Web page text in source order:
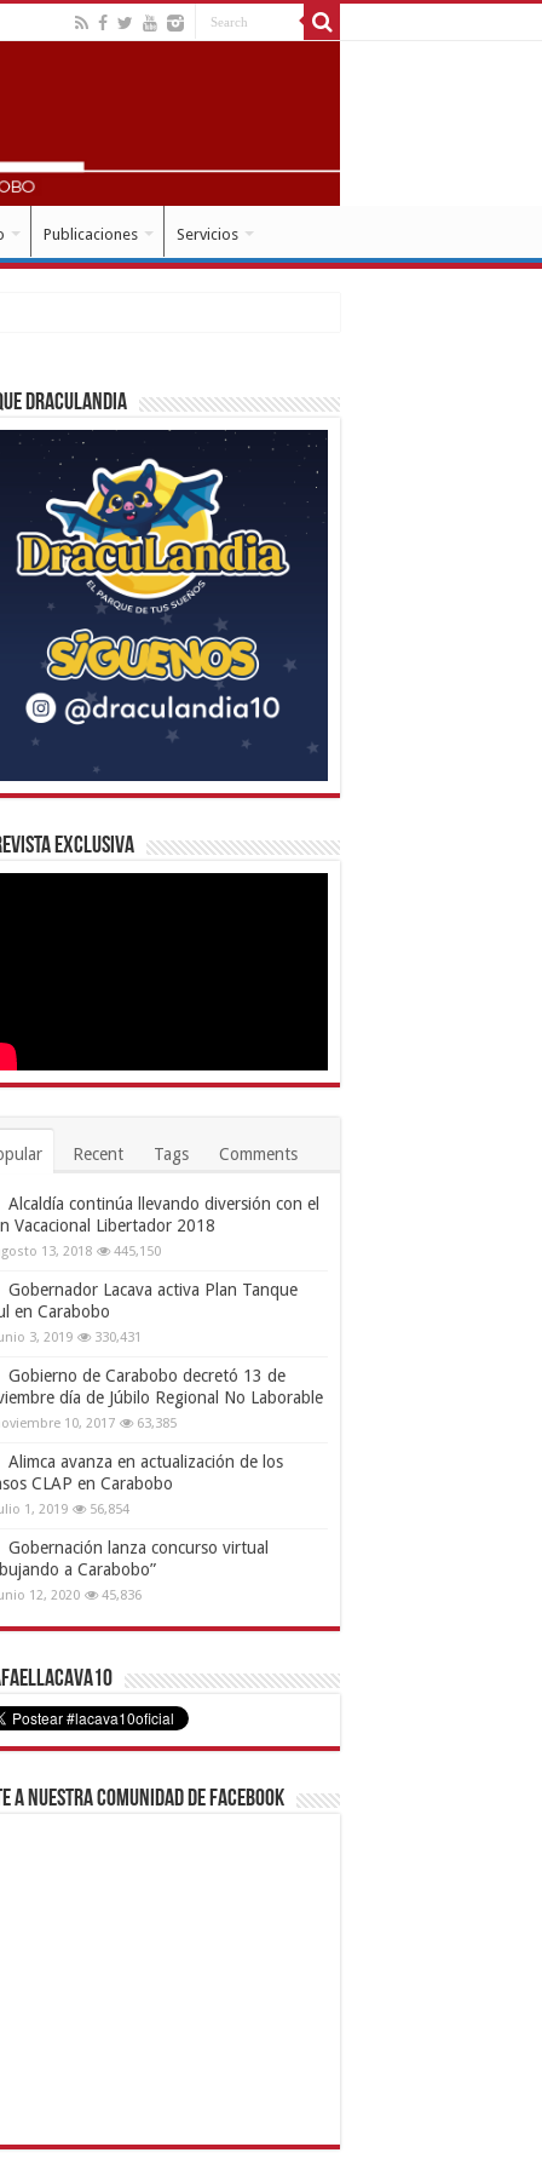
Publicaciones Servicios
Draculandia
Exclusiva
Recent Tags Comments
Alcaldía continúa llevando diversión con el
Vacacional Libertador 2018
13, 2018 445,150
Gobernador Lacava activa Plan Tanque
en Carabobo
3, 2019 330,431
Gobierno de Carabobo decretó 13 de
día de Júbilo Regional No Laborable
10, 2017 63,385
Alimca avanza en actualización de los
CLAP en Carabobo
1, 2019 56,854
Gobernación lanza concurso virtual
a Carabobo”
12, 2020 45,836
a nuestra comunidad de Facebook